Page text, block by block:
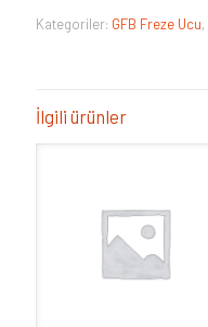
Kategoriler: GFB Freze Ucu,
İlgili ürünler